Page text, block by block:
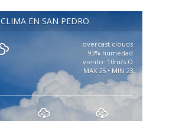
CLIMA EN SAN PEDRO
overcast clouds
93% humedad
viento: 10m/s O
MAX 25 • MIN 23